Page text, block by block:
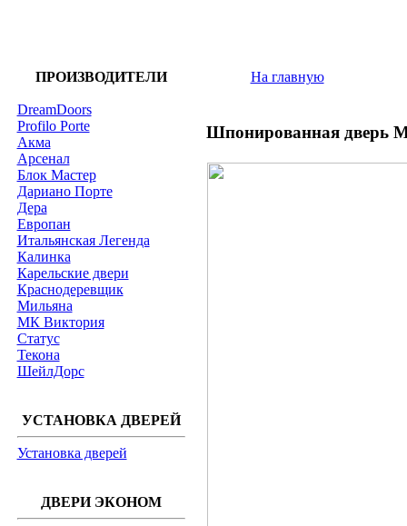
ПРОИЗВОДИТЕЛИ
DreamDoors
Profilo Porte
Акма
Арсенал
Блок Мастер
Дариано Порте
Дера
Европан
Итальянская Легенда
Калинка
Карельские двери
Краснодеревщик
Мильяна
МК Виктория
Статус
Текона
ШейлДорс
УСТАНОВКА ДВЕРЕЙ
Установка дверей
ДВЕРИ ЭКОНОМ
На главную
Шпонированная дверь